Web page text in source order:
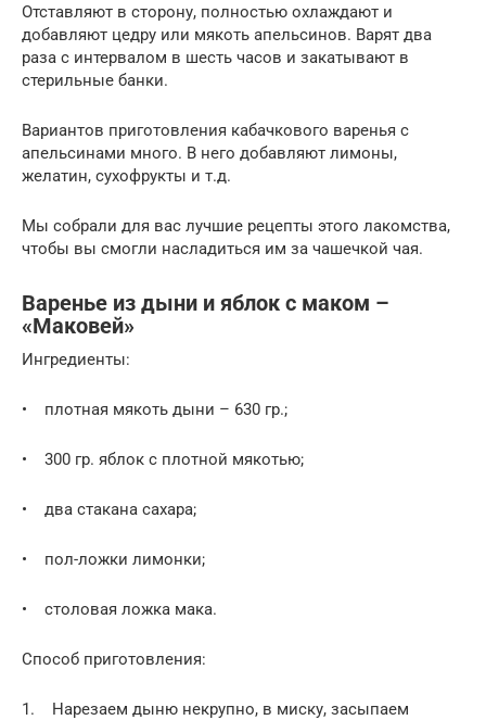
Отставляют в сторону, полностью охлаждают и
добавляют цедру или мякоть апельсинов. Варят два
раза с интервалом в шесть часов и закатывают в
стерильные банки.
Вариантов приготовления кабачкового варенья с
апельсинами много. В него добавляют лимоны,
желатин, сухофрукты и т.д.
Мы собрали для вас лучшие рецепты этого лакомства,
чтобы вы смогли насладиться им за чашечкой чая.
Варенье из дыни и яблок с маком –
«Маковей»
Ингредиенты:
• плотная мякоть дыни – 630 гр.;
• 300 гр. яблок с плотной мякотью;
• два стакана сахара;
• пол-ложки лимонки;
• столовая ложка мака.
Способ приготовления:
1. Нарезаем дыню некрупно, в миску, засыпаем